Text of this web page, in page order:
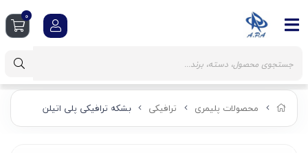
محصولات پلیمری ترافیکی بشکه ترافیکی پلی اتیلن
0